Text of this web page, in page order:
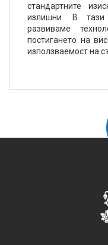
стандартните
излишни. В тази
развиваме
постигането на
използваемост на